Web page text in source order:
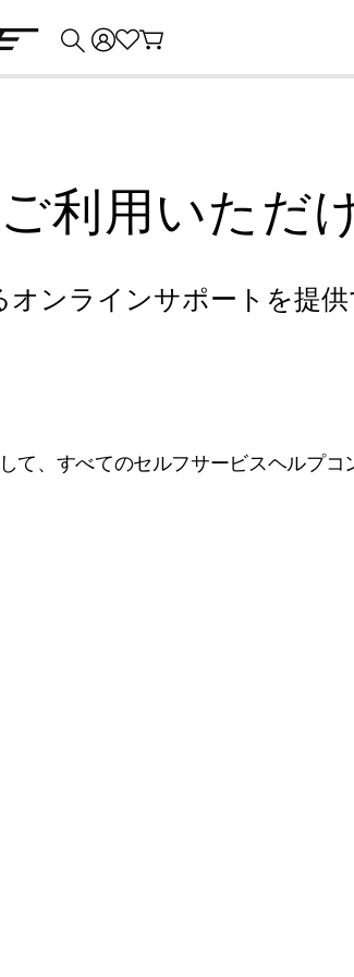
利用いただ
ンラインサポートを提供
て、すべてのセルフサービスヘルプコ